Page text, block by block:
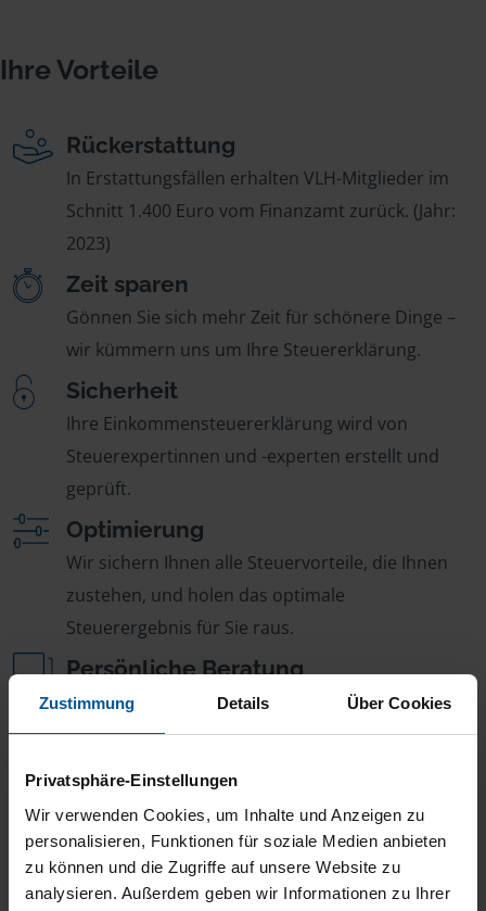
Zustimmung Details Über Cookies
Privatsphäre-Einstellungen
Wir verwenden Cookies, um Inhalte und Anzeigen zu
personalisieren, Funktionen für soziale Medien anbieten
zu können und die Zugriffe auf unsere Website zu
analysieren. Außerdem geben wir Informationen zu Ihrer
Ihre Vorteile
Rückerstattung
In Erstattungsfällen erhalten VLH-Mitglieder im
Schnitt 1.400 Euro vom Finanzamt zurück. (Jahr:
2023)
Zeit sparen
Gönnen Sie sich mehr Zeit für schönere Dinge –
wir kümmern uns um Ihre Steuererklärung.
Sicherheit
Ihre Einkommensteuererklärung wird von
Steuerexpertinnen und -experten erstellt und
geprüft.
Optimierung
Wir sichern Ihnen alle Steuervorteile, die Ihnen
zustehen, und holen das optimale
Steuerergebnis für Sie raus.
Persönliche Beratung
Bei Fragen zur Steuer ist Ihre VLH-Beratungsstelle
immer für Sie da – ohne Zusatzkosten.
Fairer Beitrag
Sie zahlen für alle unsere Leistungen nur einen
jährlichen Mitgliedsbeitrag, der sich nach Ihren
Jahreseinnahmen richtet.